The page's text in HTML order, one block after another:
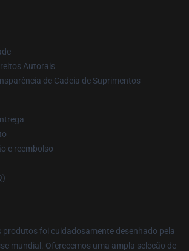
Autorais
de Cadeia de Suprimentos
e reembolso
produtos foi cuidadosamente desenhado pela
mundial. Oferecemos uma ampla seleção de